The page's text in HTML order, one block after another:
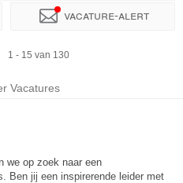
Vacature-alert
1 - 15 van 130
Vacatures
we op zoek naar een
Ben jij een inspirerende leider met